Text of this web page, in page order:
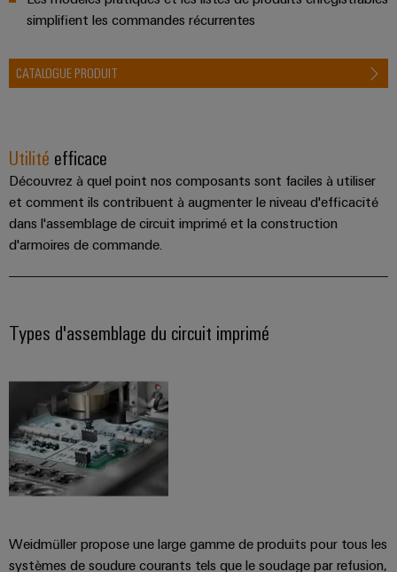
simplifient les commandes récurrentes
CATALOGUE PRODUIT
Utilité efficace
Découvrez à quel point nos composants sont faciles à utiliser
et comment ils contribuent à augmenter le niveau d'efficacité
dans l'assemblage de circuit imprimé et la construction
d'armoires de commande.
Types d'assemblage du circuit imprimé
Weidmüller propose une large gamme de produits pour tous les
systèmes de soudure courants tels que le soudage par refusion,